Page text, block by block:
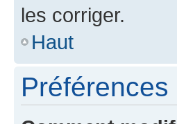
les corriger.
Haut
Préférences